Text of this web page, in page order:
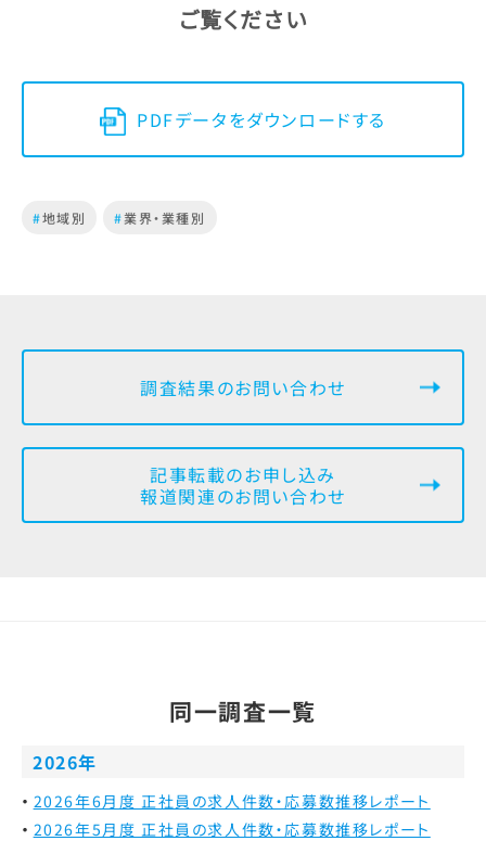
ご覧ください
PDFデータをダウンロードする
#地域別 #業界・業種別
調査結果のお問い合わせ
記事転載のお申し込み
報道関連のお問い合わせ
同一調査一覧
2026年
2026年6月度 正社員の求人件数・応募数推移レポート
2026年5月度 正社員の求人件数・応募数推移レポート